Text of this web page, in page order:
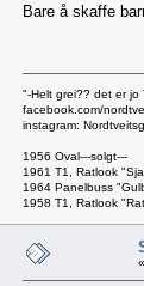
Bare å skaffe
"-Helt grei?? det er jo
facebook.com/
instagram:
1956 Oval---solgt---
1961 T1, Ratlook
1964 Panelbuss
1958 T1, Ratlook
«